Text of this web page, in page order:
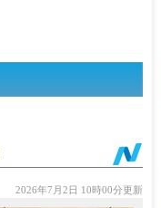
2026年7月2日 10時00分更新